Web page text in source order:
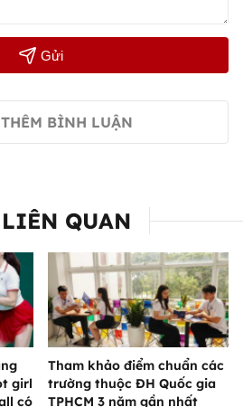
Gửi
BÌNH LUẬN
QUAN
girl
có
Tham khảo điểm chuẩn các
trường thuộc ĐH Quốc gia
TPHCM 3 năm gần nhất